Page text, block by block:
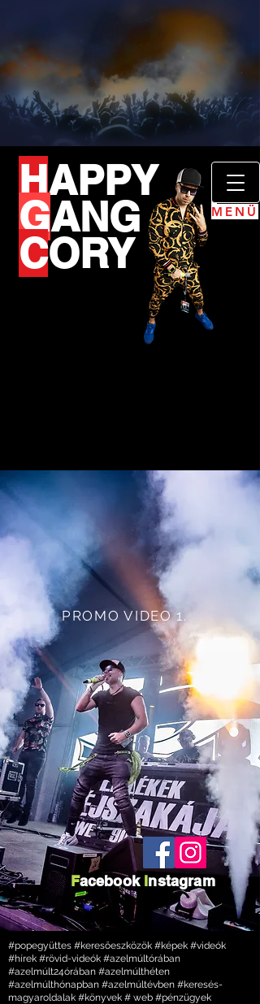
HAPPY
GANG
CORY
MENÜ
PROMO VIDEO 1.
Facebook Instagram
#popegyüttes #keresőeszközök #képek #videók
#hírek #rövid-videók #azelmúltórában
#azelmúlt24órában #azelmúlthéten
#azelmúlthónapban #azelmúltévben #keresés-
magyaroldalak #könyvek # web #pénzügyek